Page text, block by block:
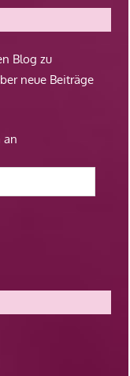
Blog zu
neue Beiträge
an